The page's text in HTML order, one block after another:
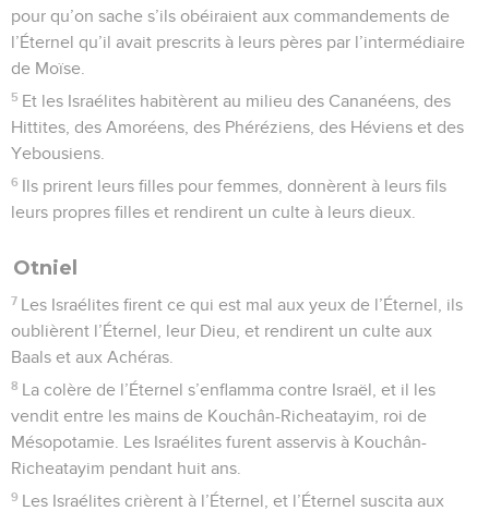
pour qu’on sache s’ils obéiraient aux commandements de
l’Éternel qu’il avait prescrits à leurs pères par l’intermédiaire
de Moïse.
5 Et les Israélites habitèrent au milieu des Cananéens, des
Hittites, des Amoréens, des Phéréziens, des Héviens et des
Yebousiens.
6 Ils prirent leurs filles pour femmes, donnèrent à leurs fils
leurs propres filles et rendirent un culte à leurs dieux.
Otniel
7 Les Israélites firent ce qui est mal aux yeux de l’Éternel, ils
oublièrent l’Éternel, leur Dieu, et rendirent un culte aux
Baals et aux Achéras.
8 La colère de l’Éternel s’enflamma contre Israël, et il les
vendit entre les mains de Kouchân-Richeatayim, roi de
Mésopotamie. Les Israélites furent asservis à Kouchân-
Richeatayim pendant huit ans.
9 Les Israélites crièrent à l’Éternel, et l’Éternel suscita aux